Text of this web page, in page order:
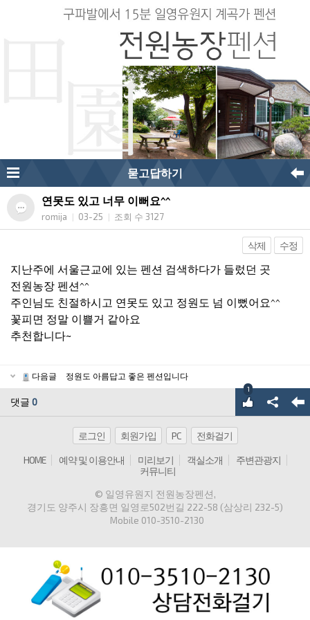
묻고답하기
연못도 있고 너무 이뻐요^^
romija | 03-25 | 조회 수 3127
삭제 수정
지난주에 서울근교에 있는 펜션 검색하다가 들렀던 곳
전원농장 펜션^^
주인님도 친절하시고 연못도 있고 정원도 넘 이뻤어요^^
꽃피면 정말 이쁠거 같아요
추천합니다~
다음글 정원도 아름답고 좋은 펜션입니다
댓글 0
1
로그인 회원가입 PC 전화걸기
HOME 예약 및 이용안내 미리보기 객실소개
주변관광지
커뮤니티
© 일영유원지 전원농장펜션,
경기도 양주시 장흥면 일영로502번길 222-58 (삼상리 232-5)
Mobile 010-3510-2130